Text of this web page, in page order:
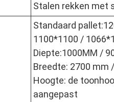
Stalen rekken met
Standaard
1100*1100 /
Diepte:1000MM /
Breedte: 2700 mm
Hoogte: de
aangepast